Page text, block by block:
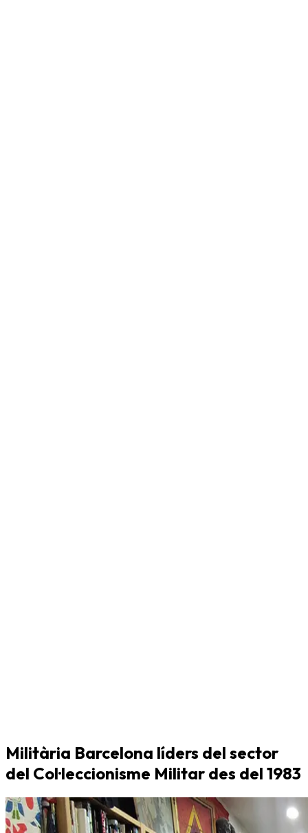
Militària Barcelona líders del sector
del Col·leccionisme Militar des del 1983